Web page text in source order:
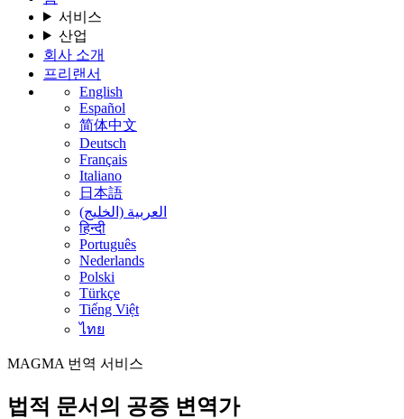
서비스
산업
회사 소개
프리랜서
English
Español
简体中文
Deutsch
Français
Italiano
日本語
العربية (الخليج)
हिन्दी
Português
Nederlands
Polski
Türkçe
Tiếng Việt
ไทย
MAGMA 번역 서비스
법적 문서의 공증 변역가